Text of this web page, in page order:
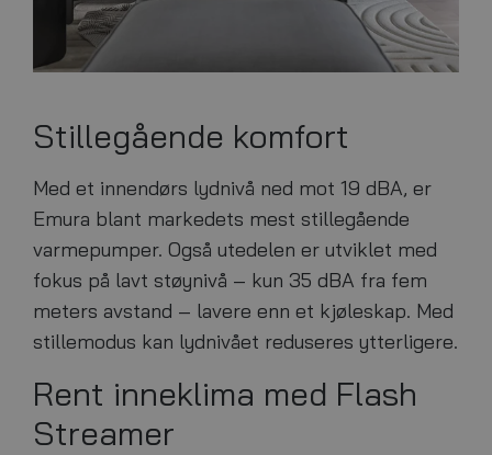
Stillegående komfort
Med et innendørs lydnivå ned mot 19 dBA, er
Emura blant markedets mest stillegående
varmepumper. Også utedelen er utviklet med
fokus på lavt støynivå – kun 35 dBA fra fem
meters avstand – lavere enn et kjøleskap. Med
stillemodus kan lydnivået reduseres ytterligere.
Rent inneklima med Flash
Streamer